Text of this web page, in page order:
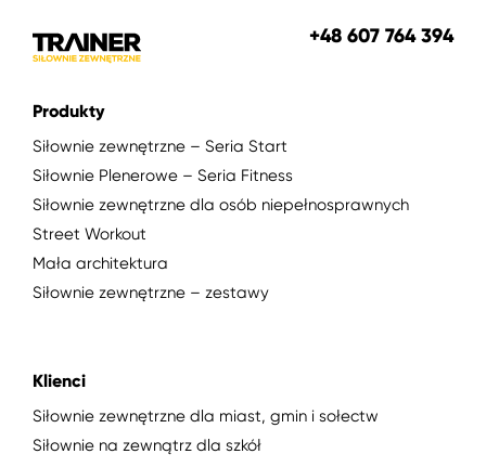
+48 607 764 394
Produkty
Siłownie zewnętrzne – Seria Start
Siłownie Plenerowe – Seria Fitness
Siłownie zewnętrzne dla osób niepełnosprawnych
Street Workout
Mała architektura
Siłownie zewnętrzne – zestawy
Klienci
Siłownie zewnętrzne dla miast, gmin i sołectw
Siłownie na zewnątrz dla szkół